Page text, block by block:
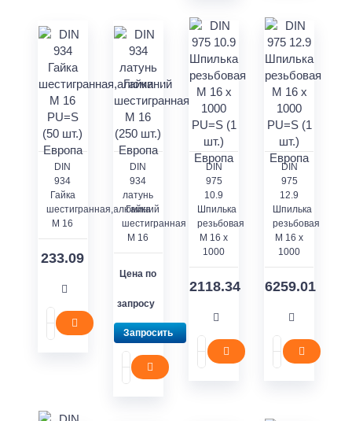
DIN
934
Гайка
шестигранная,алюминий
M 16
233.09
DIN
934
латунь
Гайка
шестигранная
M 16
Цена по
запросу
Запросить
DIN
975
10.9
Шпилька
резьбовая
M 16 x
1000
2118.34
DIN
975
12.9
Шпилька
резьбовая
M 16 x
1000
6259.01